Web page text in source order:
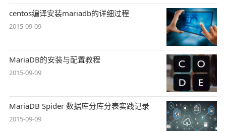
centos编译安装mariadb的详细过程
2015-09-09
MariaDB的安装与配置教程
2015-09-09
MariaDB Spider 数据库分库分表实践记录
2015-09-09